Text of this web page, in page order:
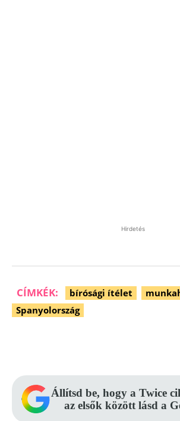
Hirdetés
CÍMKÉK: bírósági ítélet
Spanyolország
Állítsd be, hogy a Twice
az elsők között lásd a